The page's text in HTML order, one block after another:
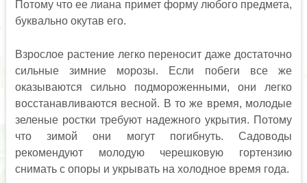
Потому что ее лиана примет форму любого предмета,
буквально окутав его.
Взрослое растение легко переносит даже достаточно
сильные зимние морозы. Если побеги все же
оказываются сильно подмороженными, они легко
восстанавливаются весной. В то же время, молодые
зеленые ростки требуют надежного укрытия. Потому
что зимой они могут погибнуть. Садоводы
рекомендуют молодую черешковую гортензию
снимать с опоры и укрывать на холодное время года.